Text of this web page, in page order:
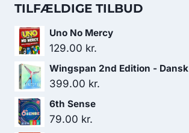
pris
199.00 kr..
TILFÆLDIGE TILBUD
Uno No Mercy
129.00 kr.
Wingspan 2nd Edition - Dansk
399.00 kr.
6th Sense
79.00 kr.